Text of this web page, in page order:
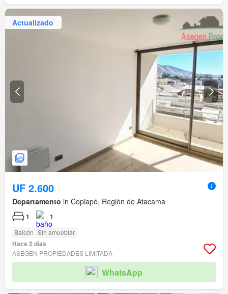
Actualizado
UF 2.600
Departamento in Copiapó, Región de Atacama
1 1
Balcón Sin amueblar
Hace 2 días
ASEGEN PROPIEDADES LIMITADA
WhatsApp